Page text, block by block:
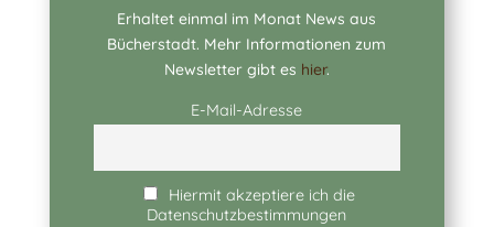
Erhaltet einmal im Monat News aus
Bücherstadt. Mehr Informationen zum
Newsletter gibt es hier.
E-Mail-Adresse
Hiermit akzeptiere ich die
Datenschutzbestimmungen